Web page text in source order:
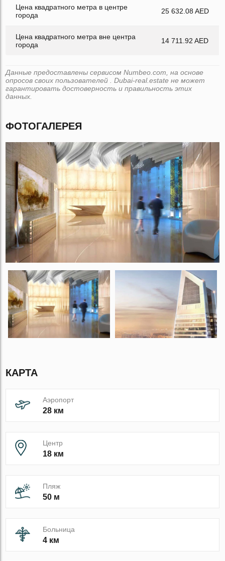
Цена квадратного метра в центре
города
25 632.08 AED
Цена квадратного метра вне центра
города
14 711.92 AED
Данные предоставлены сервисом Numbeo.com, на основе
опросов своих пользователей . Dubai-real.estate не может
гарантировать достоверность и правильность этих
данных.
ФОТОГАЛЕРЕЯ
КАРТА
Аэропорт
28 км
Центр
18 км
Пляж
50 м
Больница
4 км